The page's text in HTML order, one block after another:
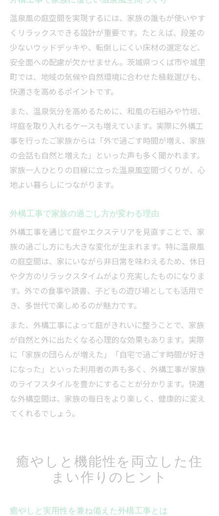
温泉風の庭空間を実現するには、家族の誰もが使いやす
くリラックスできる設計が重要です。たとえば、段差の
少ないウッドデッキや、転倒しにくい床材の選定など、
安全面への配慮が欠かせません。茨城県つくば市や城里
町では、地域の気候や自然環境に合わせた植栽選びも、
快適さを高めるポイントです。
また、温泉気分を高めるために、和風の石組みや竹垣、
坪庭を取り入れるケースも増えています。実際に外構工
事を行ったご家族からは「外で過ごす時間が増え、家族
の会話も自然と増えた」といった声も多く聞かれます。
家族一人ひとりの目線に立った温泉風空間づくりが、心
地よい暮らしにつながります。
外構工事で家族の過ごし方が変わる理由
外構工事を通じて庭やエクステリアを見直すことで、家
族の過ごし方にも大きな変化が生まれます。特に温泉風
の庭空間は、家にいながら非日常を味わえるため、休日
や夕方のリラックスタイムがより充実したものになりま
す。外での食事や読書、子どもの遊び場としても活用で
き、多世代で楽しめるのが魅力です。
また、外構工事によって庭がきれいに整うことで、家族
が自然と外に出たくなる心理的な効果もあります。実際
に「家族の団らんが増えた」「自宅で過ごす時間が好き
になった」といった利用者の声も多く、外構工事が家族
のライフスタイルを豊かにすることが分かります。快適
な外構空間は、家族の毎日をより楽しく、健康的に変え
てくれるでしょう。
癒やしと機能性を両立した住
まい作りのヒント
癒やしと実用性を兼ね備えた外構工事とは